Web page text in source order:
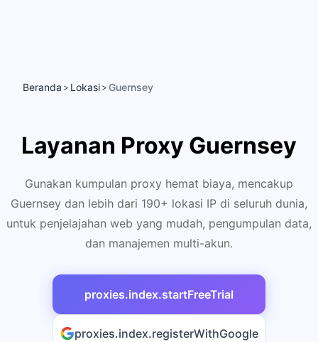
Beranda > Lokasi > Guernsey
Layanan Proxy Guernsey
Gunakan kumpulan proxy hemat biaya, mencakup
Guernsey dan lebih dari 190+ lokasi IP di seluruh dunia,
untuk penjelajahan web yang mudah, pengumpulan data,
dan manajemen multi-akun.
proxies.index.startFreeTrial
proxies.index.registerWithGoogle